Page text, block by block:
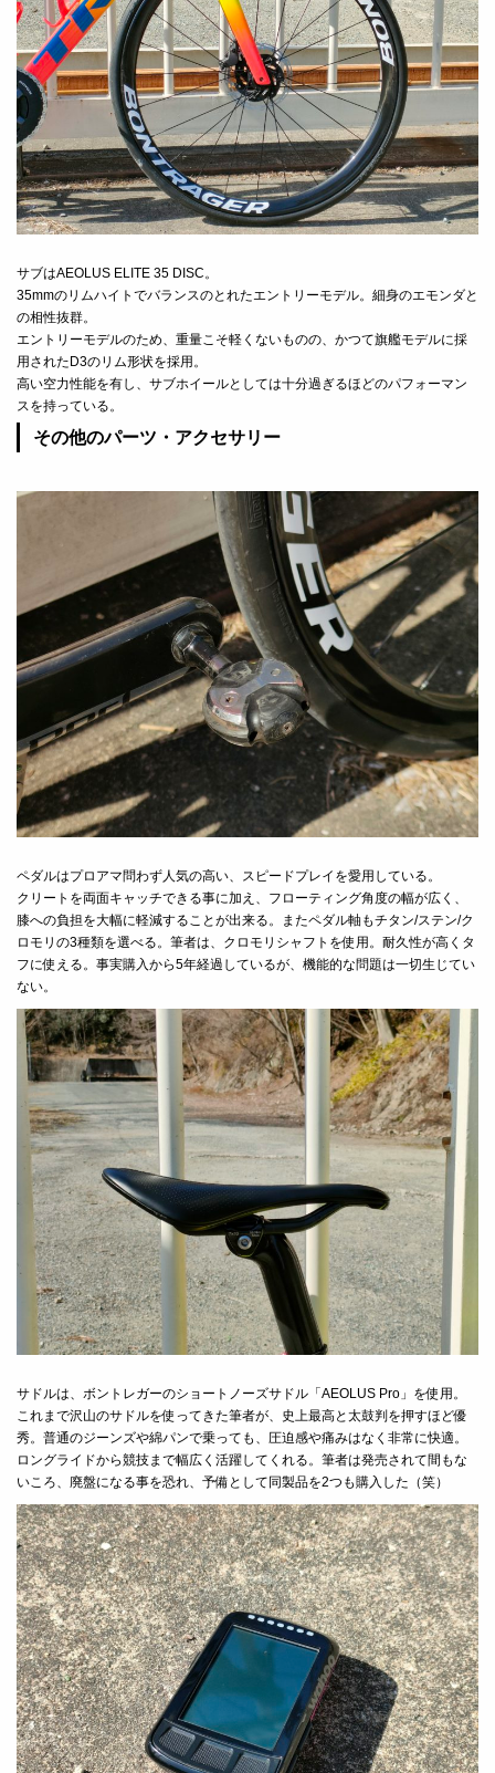
サブはAEOLUS ELITE 35 DISC。
35mmのリムハイトでバランスのとれたエントリーモデル。細身のエモンダと
の相性抜群。
エントリーモデルのため、重量こそ軽くないものの、かつて旗艦モデルに採
用されたD3のリム形状を採用。
高い空力性能を有し、サブホイールとしては十分過ぎるほどのパフォーマン
スを持っている。
その他のパーツ・アクセサリー
ペダルはプロアマ問わず人気の高い、スピードプレイを愛用している。
クリートを両面キャッチできる事に加え、フローティング角度の幅が広く、
膝への負担を大幅に軽減することが出来る。またペダル軸もチタン/ステン/ク
ロモリの3種類を選べる。筆者は、クロモリシャフトを使用。耐久性が高くタ
フに使える。事実購入から5年経過しているが、機能的な問題は一切生じてい
ない。
サドルは、ボントレガーのショートノーズサドル「AEOLUS Pro」を使用。
これまで沢山のサドルを使ってきた筆者が、史上最高と太鼓判を押すほど優
秀。普通のジーンズや綿パンで乗っても、圧迫感や痛みはなく非常に快適。
ロングライドから競技まで幅広く活躍してくれる。筆者は発売されて間もな
いころ、廃盤になる事を恐れ、予備として同製品を2つも購入した（笑）